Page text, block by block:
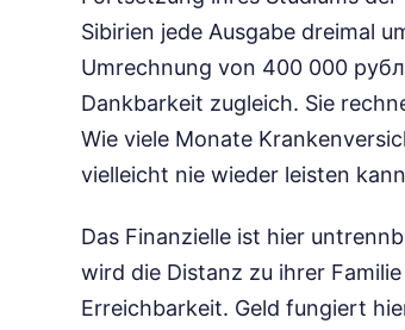
Sibirien jede Ausgabe dreimal
Umrechnung von 400 000
Dankbarkeit zugleich. Sie
Wie viele Monate
vielleicht nie wieder leisten
Das Finanzielle ist hier
wird die Distanz zu ihrer
Erreichbarkeit. Geld fungiert